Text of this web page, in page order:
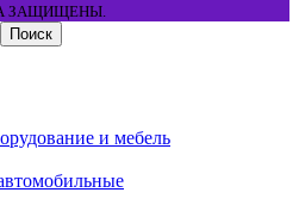
ЗАЩИЩЕНЫ.
Поиск
и мебель